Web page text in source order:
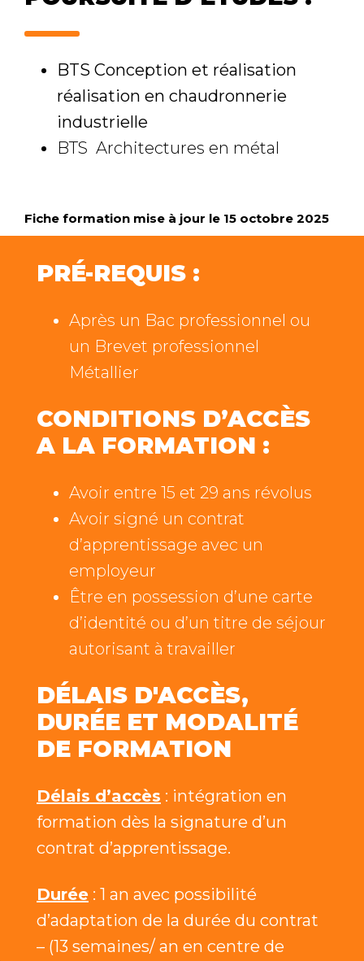
BTS Conception et réalisation
réalisation en chaudronnerie
industrielle
BTS Architectures en métal
Fiche formation mise à jour le 15 octobre 2025
PRÉ-REQUIS :
Après un Bac professionnel ou
un Brevet professionnel
Métallier
CONDITIONS D’ACCÈS
A LA FORMATION :
Avoir entre 15 et 29 ans révolus
Avoir signé un contrat
d’apprentissage avec un
employeur
Être en possession d’une carte
d’identité ou d’un titre de séjour
autorisant à travailler
DÉLAIS D'ACCÈS,
DURÉE ET MODALITÉ
DE FORMATION
Délais d’accès : intégration en
formation dès la signature d’un
contrat d’apprentissage.
Durée : 1 an avec possibilité
d’adaptation de la durée du contrat
– (13 semaines/ an en centre de